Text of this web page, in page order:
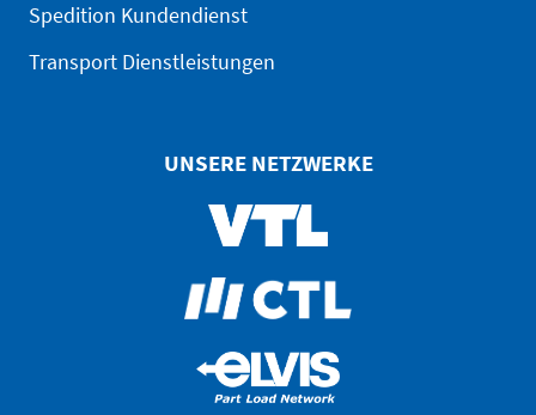
Spedition Kundendienst
Transport Dienstleistungen
UNSERE NETZWERKE